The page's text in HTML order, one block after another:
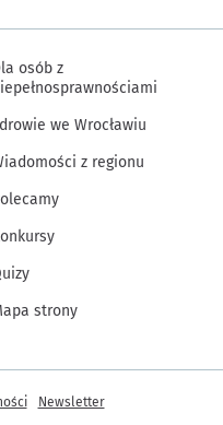
osób z
we Wrocławiu
z regionu
strony
Newsletter